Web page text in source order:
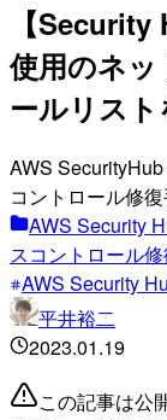
【
使用のネ
ールリス
AWS
コントロール修復
AWS Security
スコントロール
AWS Security
平井裕二
2023.01.19
この記事は公